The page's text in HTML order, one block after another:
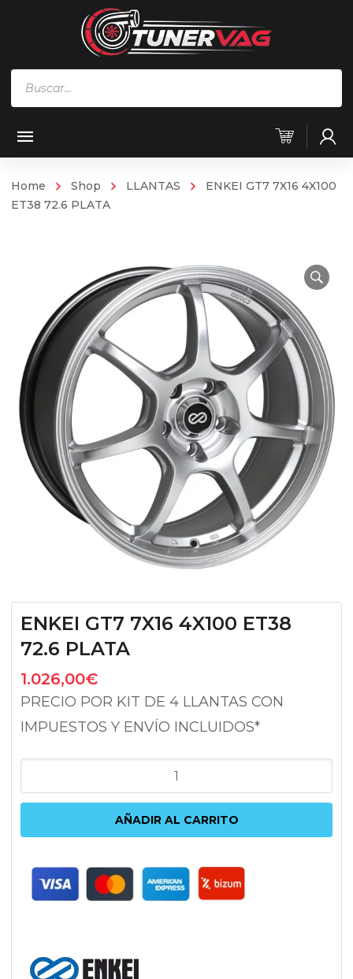
Home Shop LLANTAS
ENKEI GT7 7X16 4X100
ET38 72.6 PLATA
ENKEI GT7 7X16 4X100 ET38
72.6 PLATA
1.026,00€
PRECIO POR KIT DE 4 LLANTAS CON
IMPUESTOS Y ENVÍO INCLUIDOS*
GT7
4X100
72.6
PLATA
AÑADIR AL CARRITO